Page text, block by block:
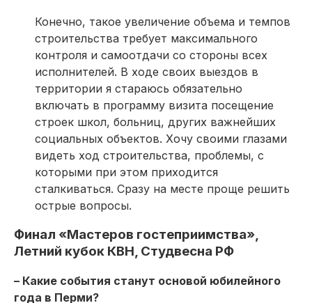
Конечно, такое увеличение объема и темпов
строительства требует максимального
контроля и самоотдачи со стороны всех
исполнителей. В ходе своих выездов в
территории я стараюсь обязательно
включать в программу визита посещение
строек школ, больниц, других важнейших
социальных объектов. Хочу своими глазами
видеть ход строительства, проблемы, с
которыми при этом приходится
сталкиваться. Сразу на месте проще решить
острые вопросы.
Финал «Мастеров гостеприимства»,
Летний кубок КВН, Студвесна РФ
– Какие события станут основой юбилейного
года в Перми?